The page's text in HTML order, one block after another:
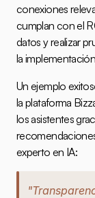
conexiones
cumplan con el
datos y realizar
la
Un ejemplo
la plataforma
los asistentes
experto en IA: